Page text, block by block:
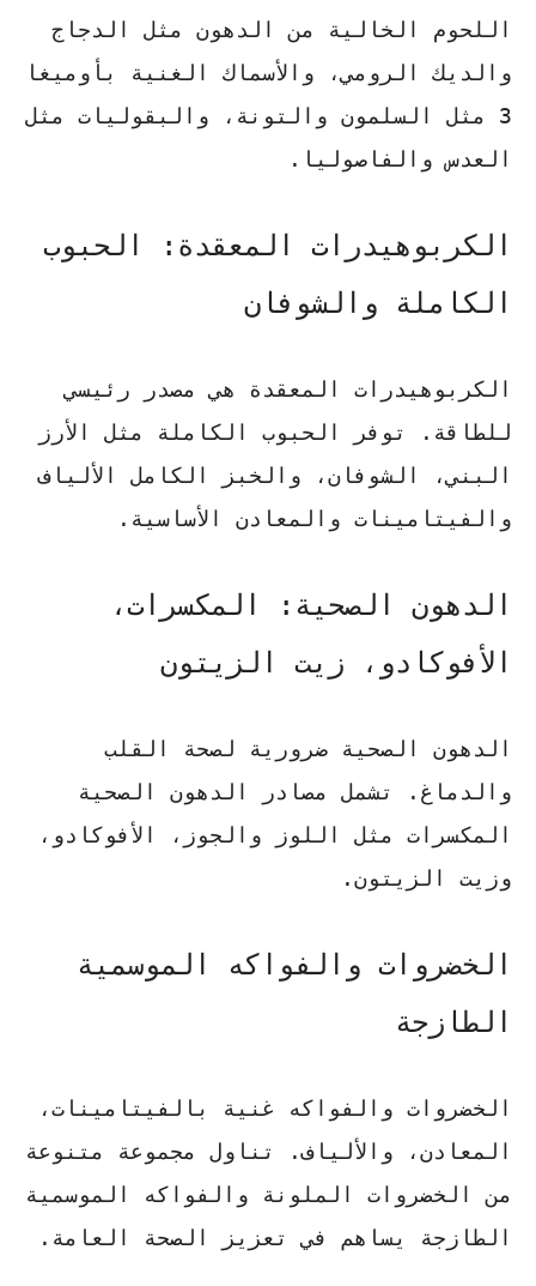
اللحوم الخالية من الدهون مثل الدجاج
والديك الرومي، والأسماك الغنية بأوميغا
3 مثل السلمون والتونة، والبقوليات مثل
العدس والفاصوليا.
الكربوهيدرات المعقدة: الحبوب
الكاملة والشوفان
الكربوهيدرات المعقدة هي مصدر رئيسي
للطاقة. توفر الحبوب الكاملة مثل الأرز
البني، الشوفان، والخبز الكامل الألياف
والفيتامينات والمعادن الأساسية.
الدهون الصحية: المكسرات،
الأفوكادو، زيت الزيتون
الدهون الصحية ضرورية لصحة القلب
والدماغ. تشمل مصادر الدهون الصحية
المكسرات مثل اللوز والجوز، الأفوكادو،
وزيت الزيتون.
الخضروات والفواكه الموسمية
الطازجة
الخضروات والفواكه غنية بالفيتامينات،
المعادن، والألياف. تناول مجموعة متنوعة
من الخضروات الملونة والفواكه الموسمية
الطازجة يساهم في تعزيز الصحة العامة.